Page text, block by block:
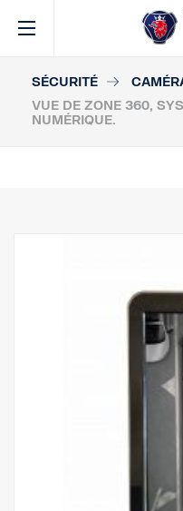
SÉCURITÉ
VUE DE ZONE 360,
NUMÉRIQUE.